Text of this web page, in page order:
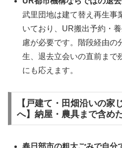
武里団地は建て替え再生事
いており、UR搬出予約・
慮が必要です。階段経由の
生、退去立会いの直前まで
にも応えます。
【戸建て・田畑沿いの家
へ】納屋・農具まで含め